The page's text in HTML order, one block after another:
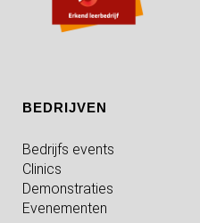
BEDRIJVEN
Bedrijfs events
Clinics
Demonstraties
Evenementen